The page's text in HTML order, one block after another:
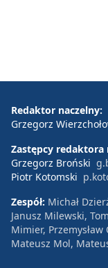
Redaktor naczelny:
Grzegorz
Zastępcy redaktora
Grzegorz Broński
Piotr Kotomski
Zespół: Michał
Janusz Milewski,
Mimier,
Mateusz Mol,